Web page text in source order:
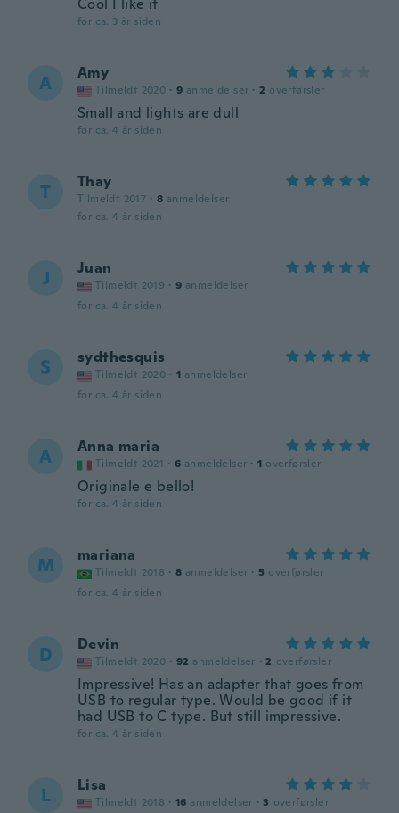
Cool I like it
for ca. 3 år siden
A Amy
Tilmeldt 2020 · 9 anmeldelser · 2 overførsler
Small and lights are dull
for ca. 4 år siden
T Thay
Tilmeldt 2017 · 8 anmeldelser
for ca. 4 år siden
J Juan
Tilmeldt 2019 · 9 anmeldelser
for ca. 4 år siden
S sydthesquis
Tilmeldt 2020 · 1 anmeldelser
for ca. 4 år siden
A Anna maria
Tilmeldt 2021 · 6 anmeldelser · 1 overførsler
Originale e bello!
for ca. 4 år siden
M mariana
Tilmeldt 2018 · 8 anmeldelser · 5 overførsler
for ca. 4 år siden
D Devin
Tilmeldt 2020 · 92 anmeldelser · 2 overførsler
Impressive! Has an adapter that goes from
USB to regular type. Would be good if it
had USB to C type. But still impressive.
for ca. 4 år siden
L Lisa
Tilmeldt 2018 · 16 anmeldelser · 3 overførsler